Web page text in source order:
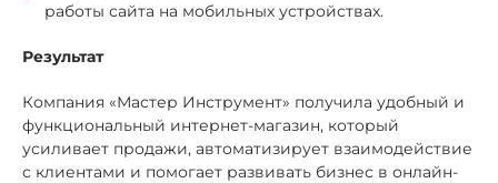
работы сайта на мобильных устройствах.
Результат
Компания «Мастер Инструмент» получила удобный и
функциональный интернет-магазин, который
усиливает продажи, автоматизирует взаимодействие
с клиентами и помогает развивать бизнес в онлайн-